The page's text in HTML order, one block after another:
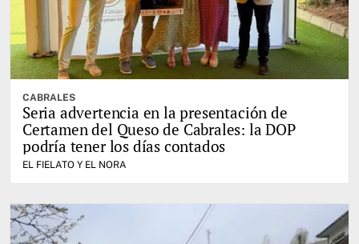
CABRALES
Seria advertencia en la presentación de
Certamen del Queso de Cabrales: la DOP
podría tener los días contados
EL FIELATO Y EL NORA